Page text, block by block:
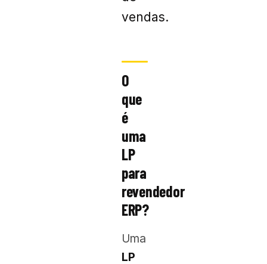
vendas.
O
que
é
uma
LP
para
revendedor
ERP?
Uma
LP